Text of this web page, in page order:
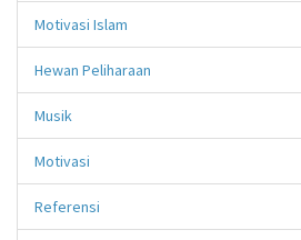
Motivasi Islam
Hewan Peliharaan
Musik
Motivasi
Referensi